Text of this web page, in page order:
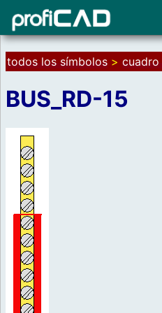
todos los símbolos >
BUS_RD-15